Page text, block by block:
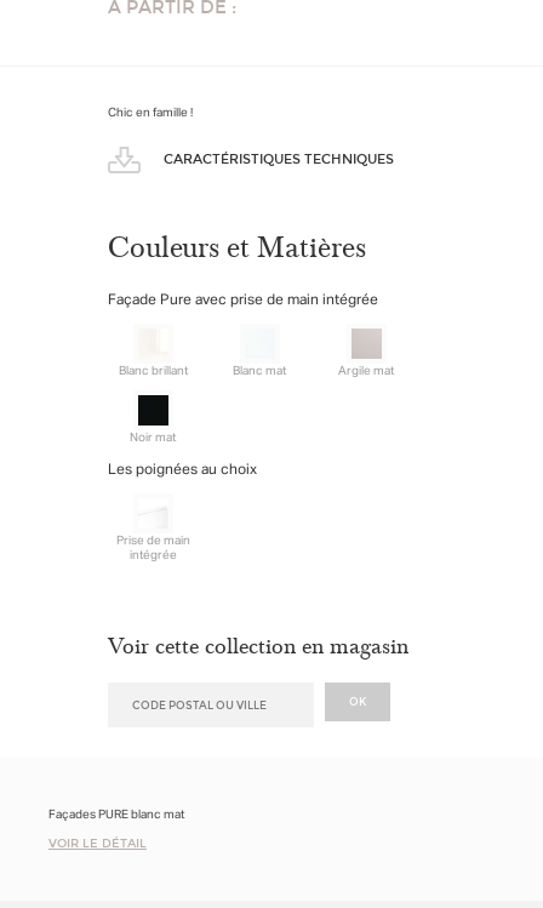
À PARTIR DE :
Chic en famille !
CARACTÉRISTIQUES TECHNIQUES
Couleurs et Matières
Façade Pure avec prise de main intégrée
Blanc brillant Blanc mat Argile mat
Noir mat
Les poignées au choix
Prise de main
intégrée
Voir cette collection en magasin
Façades PURE blanc mat
VOIR LE DÉTAIL